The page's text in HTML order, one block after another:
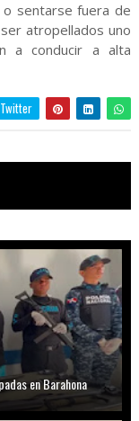
sentarse fuera de
atropellados uno
a conducir a alta
Twitter
en Barahona